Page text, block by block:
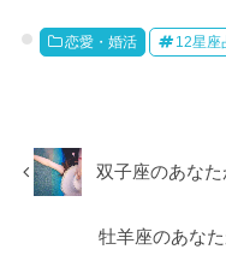
恋愛・婚活 12星座
双子座のあな
牡羊座のあな